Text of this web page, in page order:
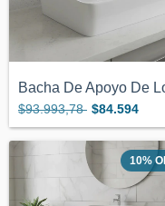
$93.993,78 $84.594
10%